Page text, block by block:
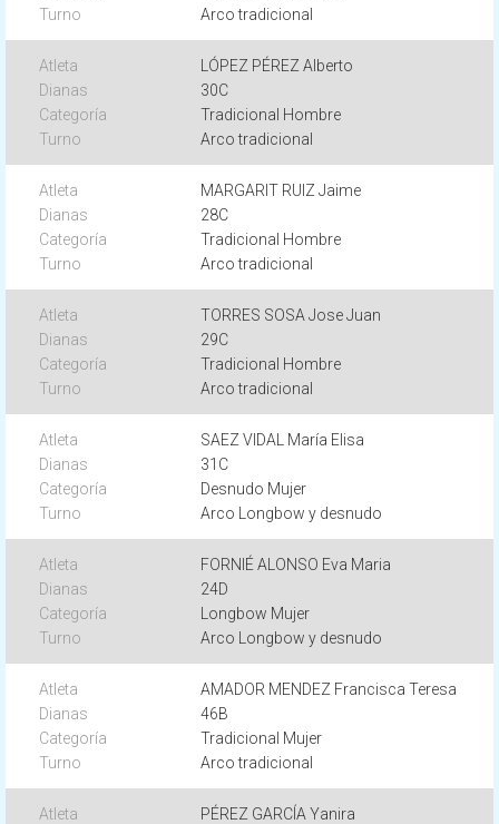
Arco tradicional
LÓPEZ PÉREZ Alberto
30C
Tradicional Hombre
Arco tradicional
MARGARIT RUIZ Jaime
28C
Tradicional Hombre
Arco tradicional
TORRES SOSA Jose Juan
29C
Tradicional Hombre
Arco tradicional
SAEZ VIDAL María Elisa
31C
Desnudo Mujer
Arco Longbow y desnudo
FORNIÉ ALONSO Eva Maria
24D
Longbow Mujer
Arco Longbow y desnudo
AMADOR MENDEZ Francisca Teresa
46B
Tradicional Mujer
Arco tradicional
PÉREZ GARCÍA Yanira